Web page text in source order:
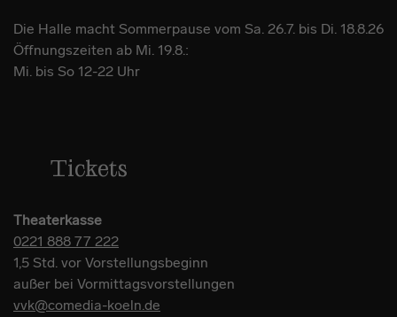
Die Halle macht Sommerpause vom Sa. 26.7. bis Di. 18.8.26
Öffnungszeiten ab Mi. 19.8.:
Mi. bis So 12-22 Uhr
Tickets
Theaterkasse
0221 888 77 222
1,5 Std. vor Vorstellungsbeginn
außer bei Vormittagsvorstellungen
vvk@comedia-koeln.de